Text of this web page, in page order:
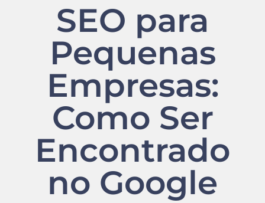
SEO para
Pequenas
Empresas:
Como Ser
Encontrado
no Google